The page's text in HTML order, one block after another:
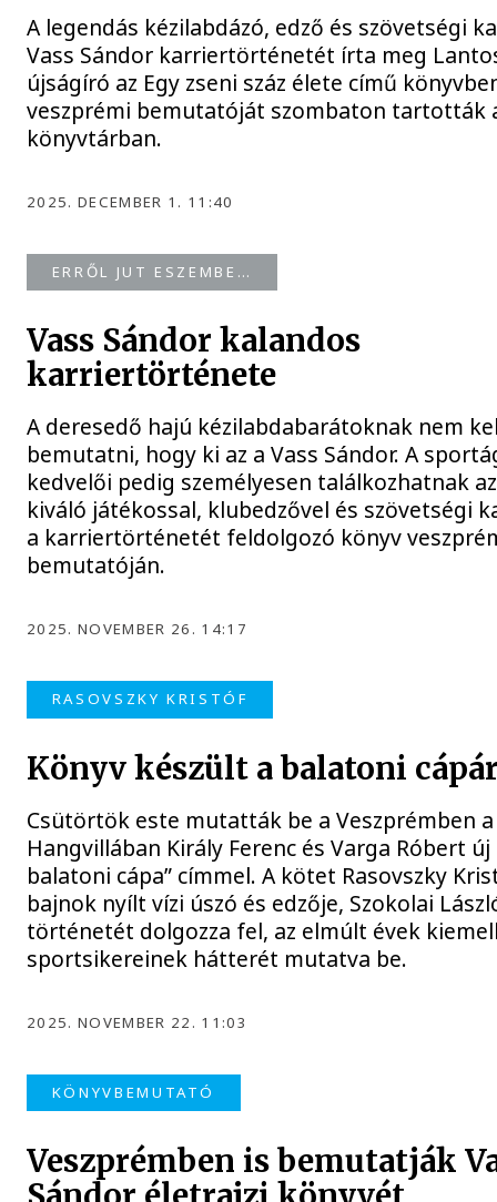
A legendás kézilabdázó, edző és szövetségi
Vass Sándor karriertörténetét írta meg
újságíró az Egy zseni száz élete című
veszprémi bemutatóját szombaton tartották
könyvtárban.
2025. DECEMBER 1. 11:40
ERRŐL JUT ESZEMBE…
Vass Sándor kalandos
karriertörténete
A deresedő hajú kézilabdabarátoknak nem
bemutatni, hogy ki az a Vass Sándor. A
kedvelői pedig személyesen találkozhatnak
kiváló játékossal, klubedzővel és szövetségi
a karriertörténetét feldolgozó könyv
bemutatóján.
2025. NOVEMBER 26. 14:17
RASOVSZKY KRISTÓF
Könyv készült a balatoni
Csütörtök este mutatták be a Veszprémben a
Hangvillában Király Ferenc és Varga Róbert új
balatoni cápa” címmel. A kötet Rasovszky
bajnok nyílt vízi úszó és edzője, Szokolai
történetét dolgozza fel, az elmúlt évek
sportsikereinek hátterét mutatva be.
2025. NOVEMBER 22. 11:03
KÖNYVBEMUTATÓ
Veszprémben is bemutatják